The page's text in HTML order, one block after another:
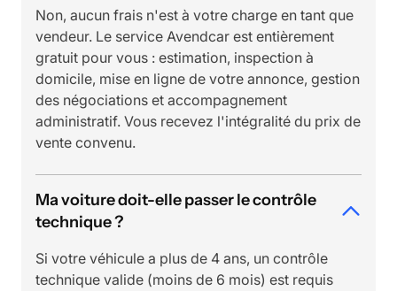
Non, aucun frais n'est à votre charge en tant que
vendeur. Le service Avendcar est entièrement
gratuit pour vous : estimation, inspection à
domicile, mise en ligne de votre annonce, gestion
des négociations et accompagnement
administratif. Vous recevez l'intégralité du prix de
vente convenu.
Ma voiture doit-elle passer le contrôle
technique ?
Si votre véhicule a plus de 4 ans, un contrôle
technique valide (moins de 6 mois) est requis